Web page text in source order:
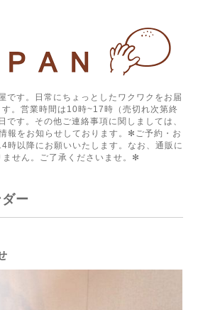
です。日常にちょっとしたワクワクをお届
。営業時間は10時~17時（売切れ次第終
す。その他ご連絡事項に関しましては、
報をお知らせしております。✻ご予約・お
時以降にお願いいたします。なお、通販に
ません。ご了承くださいませ。✻
ー